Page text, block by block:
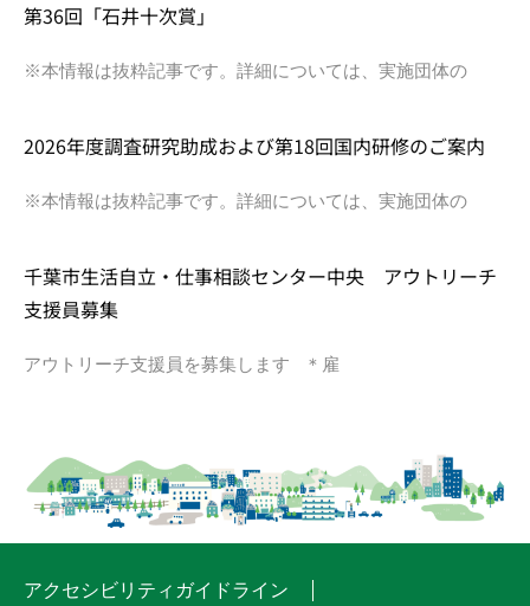
第36回「石井十次賞」
※本情報は抜粋記事です。詳細については、実施団体の
2026年度調査研究助成および第18回国内研修のご案内
※本情報は抜粋記事です。詳細については、実施団体の
千葉市生活自立・仕事相談センター中央 アウトリーチ
支援員募集
アウトリーチ支援員を募集します ＊雇
アクセシビリティガイドライン